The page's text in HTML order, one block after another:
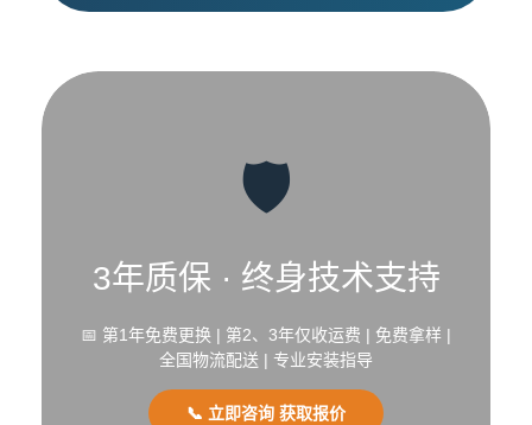
🛡️
3年质保 · 终身技术支持
📅 第1年免费更换 | 第2、3年仅收运费 | 免费拿样 |
全国物流配送 | 专业安装指导
📞 立即咨询 获取报价